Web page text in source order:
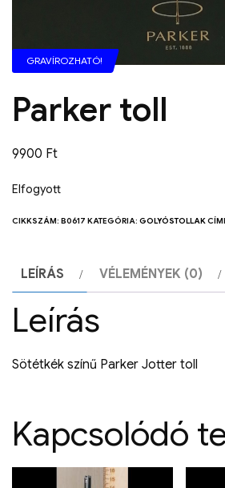
GRAVÍROZHATÓ!
Parker toll
9900 Ft
Elfogyott
CIKKSZÁM: B0617 KATEGÓRIA: GOLYÓSTOLLAK
LEÍRÁS VÉLEMÉNYEK (0)
Leírás
Sötétkék színű Parker Jotter toll
Kapcsolódó